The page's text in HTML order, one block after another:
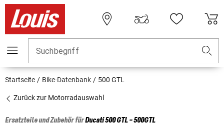
Suchbegriff
Startseite Bike-Datenbank 500 GTL
Zurück zur Motorradauswahl
Ersatzteile und Zubehör fürDucati500 GTL - 500GTL